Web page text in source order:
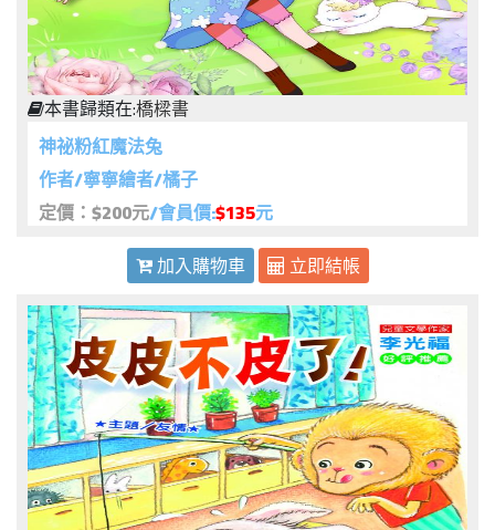
本書歸類在:橋樑書
神祕粉紅魔法兔
作者/寧寧繪者/橘子
定價：$200元/會員價:$135元
加入購物車
立即結帳